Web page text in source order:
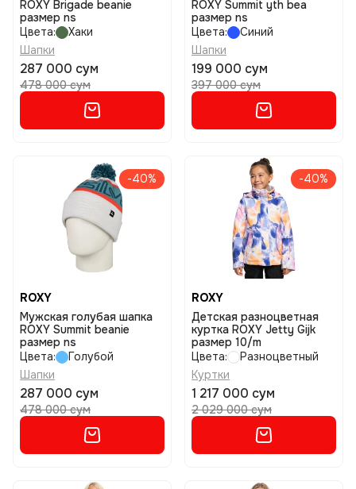
ROXY Brigade beanie
размер ns
Цвета:
Хаки
Шапки
287 000 сум
478 000 сум
ROXY Summit yth bea
размер ns
Цвета:
Синий
Шапки
199 000 сум
397 000 сум
-40%
ROXY
Мужская голубая шапка
ROXY Summit beanie
размер ns
Цвета:
Голубой
Шапки
287 000 сум
478 000 сум
-40%
ROXY
Детская разноцветная
куртка ROXY Jetty Gijk
размер 10/m
Цвета:
Разноцветный
Куртки
1 217 000 сум
2 029 000 сум